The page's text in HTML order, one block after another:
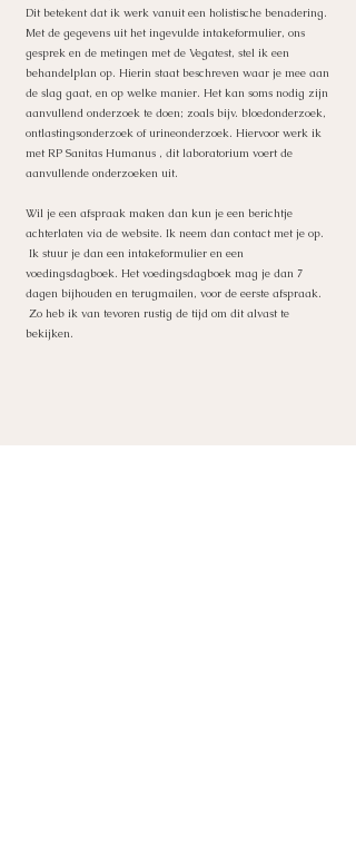
Dit betekent dat ik werk vanuit een holistische benadering.
Met de gegevens uit het ingevulde intakeformulier, ons
gesprek en de metingen met de Vegatest, stel ik een
behandelplan op. Hierin staat beschreven waar je mee aan
de slag gaat, en op welke manier. Het kan soms nodig zijn
aanvullend onderzoek te doen; zoals bijv. bloedonderzoek,
ontlastingsonderzoek of urineonderzoek. Hiervoor werk ik
met RP Sanitas Humanus , dit laboratorium voert de
aanvullende onderzoeken uit.
Wil je een afspraak maken dan kun je een berichtje
achterlaten via de website. Ik neem dan contact met je op.
Ik stuur je dan een intakeformulier en een
voedingsdagboek. Het voedingsdagboek mag je dan 7
dagen bijhouden en terugmailen, voor de eerste afspraak.
Zo heb ik van tevoren rustig de tijd om dit alvast te
bekijken.